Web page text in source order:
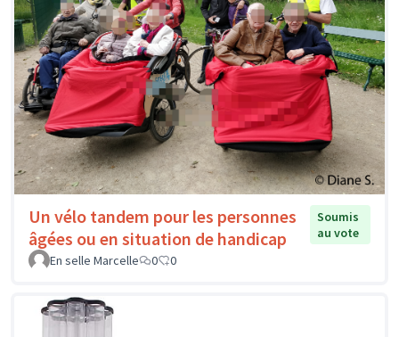
Un vélo tandem pour les personnes
âgées ou en situation de handicap
Soumis
au vote
En selle Marcelle
0 0